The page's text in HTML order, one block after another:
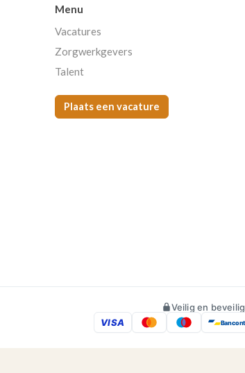
Menu
Vacatures
Zorgwerkgevers
Talent
Plaats een vacature
Veilig en
VISA